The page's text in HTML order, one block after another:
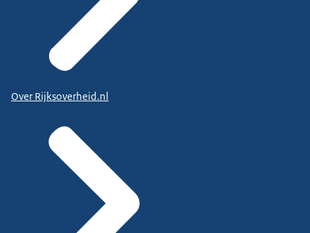
Over Rijksoverheid.nl